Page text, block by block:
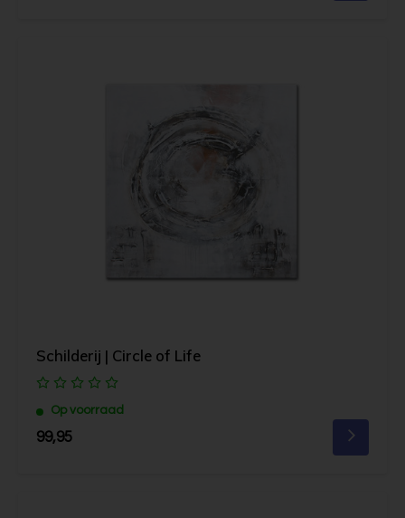
Schilderij | Circle of Life
Op voorraad
99,95